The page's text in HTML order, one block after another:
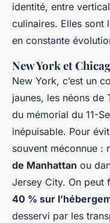
identité, entre
culinaires. Elles sont
en constante
New York et
New York, c’est un
jaunes, les néons de
du mémorial du 11-
inépuisable. Pour
souvent méconnue :
de Manhattan ou
Jersey City. On peut
40 % sur
desservi par les